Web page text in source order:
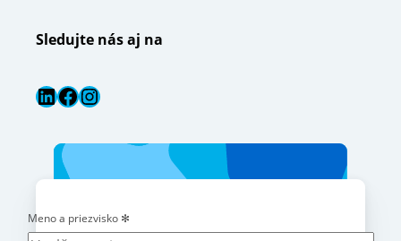
Meno a priezvisko ✻
Sledujte nás aj na
LinkedIn Facebook Instagram